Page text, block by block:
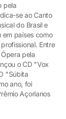
pela
se ao Canto
do Brasil e
países como
Entre
pela
o CD "Vox
"Súbita
ano, foi
Açorianos